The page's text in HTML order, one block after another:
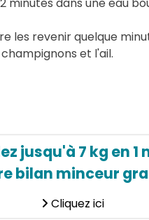
les revenir quelque
et l'ail.
jusqu'à 7 kg en 1
bilan minceur
Cliquez ici